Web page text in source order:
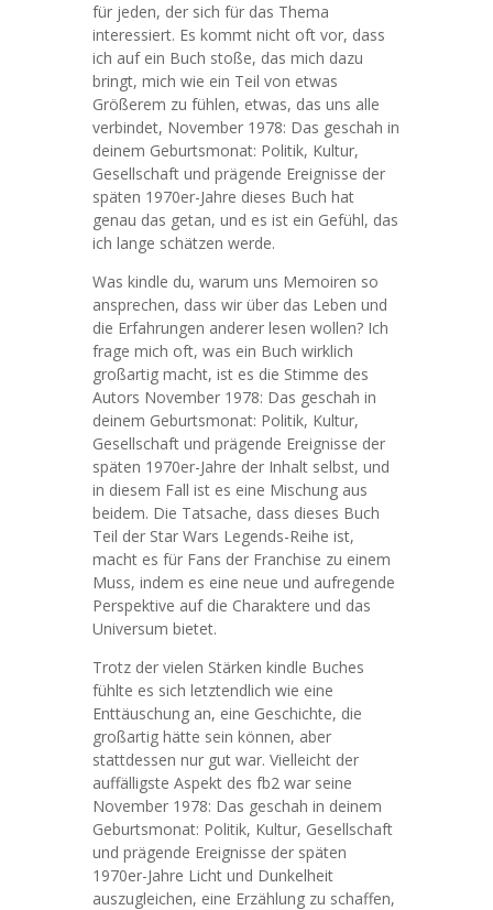
für jeden, der sich für das Thema
interessiert. Es kommt nicht oft vor, dass
ich auf ein Buch stoße, das mich dazu
bringt, mich wie ein Teil von etwas
Größerem zu fühlen, etwas, das uns alle
verbindet, November 1978: Das geschah in
deinem Geburtsmonat: Politik, Kultur,
Gesellschaft und prägende Ereignisse der
späten 1970er-Jahre dieses Buch hat
genau das getan, und es ist ein Gefühl, das
ich lange schätzen werde.
Was kindle du, warum uns Memoiren so
ansprechen, dass wir über das Leben und
die Erfahrungen anderer lesen wollen? Ich
frage mich oft, was ein Buch wirklich
großartig macht, ist es die Stimme des
Autors November 1978: Das geschah in
deinem Geburtsmonat: Politik, Kultur,
Gesellschaft und prägende Ereignisse der
späten 1970er-Jahre der Inhalt selbst, und
in diesem Fall ist es eine Mischung aus
beidem. Die Tatsache, dass dieses Buch
Teil der Star Wars Legends-Reihe ist,
macht es für Fans der Franchise zu einem
Muss, indem es eine neue und aufregende
Perspektive auf die Charaktere und das
Universum bietet.
Trotz der vielen Stärken kindle Buches
fühlte es sich letztendlich wie eine
Enttäuschung an, eine Geschichte, die
großartig hätte sein können, aber
stattdessen nur gut war. Vielleicht der
auffälligste Aspekt des fb2 war seine
November 1978: Das geschah in deinem
Geburtsmonat: Politik, Kultur, Gesellschaft
und prägende Ereignisse der späten
1970er-Jahre Licht und Dunkelheit
auszugleichen, eine Erzählung zu schaffen,